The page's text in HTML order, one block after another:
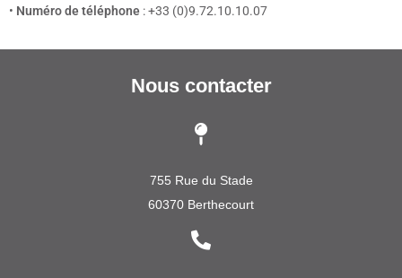
• Numéro de téléphone : +33 (0)9.72.10.10.07
Nous contacter
755 Rue du Stade
60370 Berthecourt